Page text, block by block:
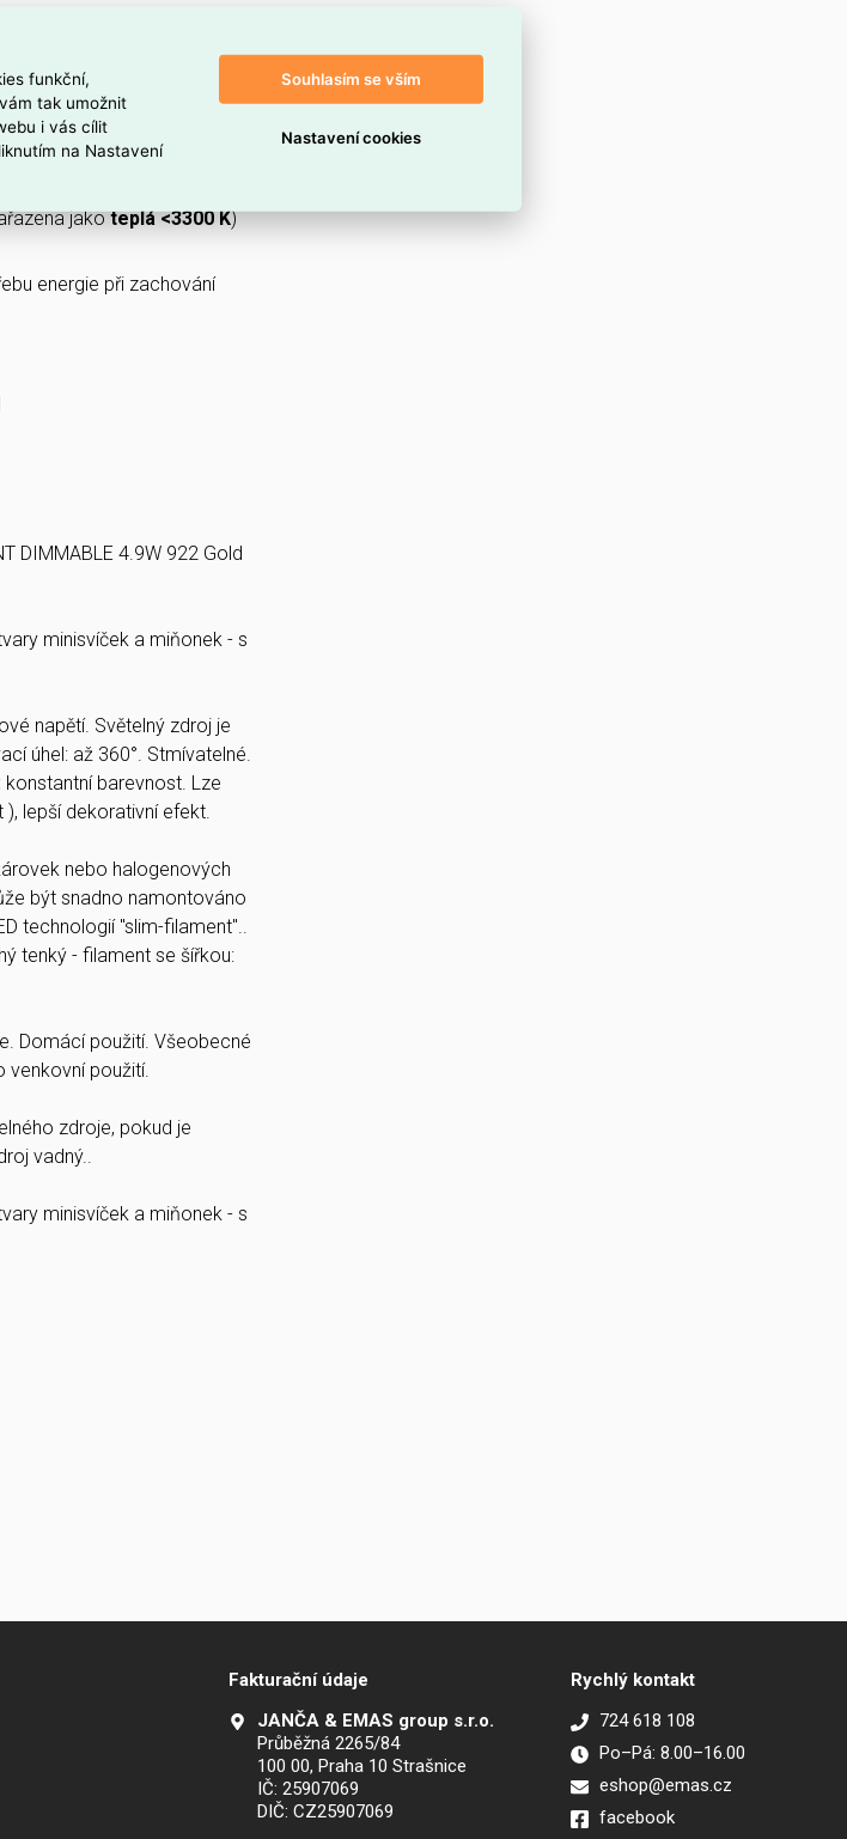
požadovanou intenzitu
síťové instalaci.
vláknem dodá vašemu
jakoteplá <3300 K)
energie při zachování
DIMMABLE 4.9W 922 Gold
minisvíček a miňonek - s
napětí. Světelný zdroj je
úhel: až 360°. Stmívatelné.
konstantní barevnost. Lze
lepší dekorativní efekt.
nebo halogenových
být snadno namontováno
technologií "slim-filament"..
tenký - filament se šířkou:
Domácí použití. Všeobecné
venkovní použití.
zdroje, pokud je
vadný..
minisvíček a miňonek - s
Fakturační údaje
JANČA & EMAS group s.r.o.
Průběžná 2265/84
100 00, Praha 10 Strašnice
IČ: 25907069
DIČ: CZ25907069
Rychlý kontakt
724 618 108
Po–Pá: 8.00–16.00
eshop@emas.cz
facebook
funkční,
tak umožnit
i vás cílit
na Nastavení
Souhlasím se vším
Nastavení cookies